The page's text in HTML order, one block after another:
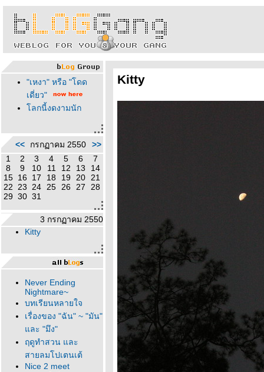
"เหงา" หรือ "โดด
เดี่ยว"
ลกนี้งดงามนัก
<< กรกฏาคม 2550
>>
1
2 3 4 5 6
7
8
9 10 11 12 13
14
15 16 17 18 19 20
21
22
23 24 25 26 27
28
29 30 31
3 กรกฏาคม 2550
Kitty
Never Ending
Nightmare~
บทเรียนหลายใจ
เรื่องของ "ฉัน" ~ "มัน"
ละ "มึง"
ฤดูทำสวน และ
สายลมโปเตนเต้
Nice 2 meet
Kitty